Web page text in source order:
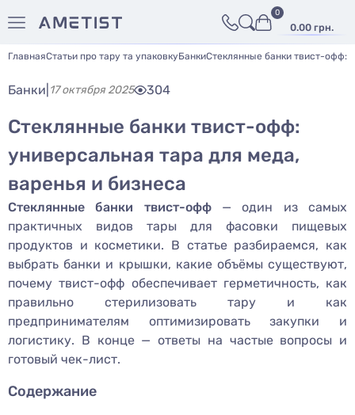
0.00 грн.
0
ГлавнаяСтатьи про тару та упаковкуБанкиСтеклянные банки твист-офф:
Банки 17 октября 2025 304
Стеклянные банки твист-офф:
универсальная тара для меда,
варенья и бизнеса
Стеклянные банки твист-офф— один из самых
практичных видов тары для фасовки пищевых
продуктов и косметики. В статье разбираемся, как
выбрать банки и крышки, какие объёмы существуют,
почему твист-офф обеспечивает герметичность, как
правильно стерилизовать тару и как
предпринимателям оптимизировать закупки и
логистику. В конце — ответы на частые вопросы и
готовый чек-лист.
Содержание